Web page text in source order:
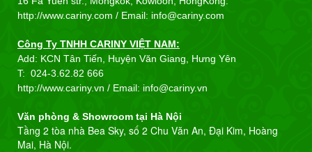
http://www.cariny.com / Email: info@cariny.com
Công Ty TNHH CARINY VIỆT NAM:
Add: KCN Tân Tiến, Huyện Văn Giang, Hưng Yên
T: 024-3.62.82 666
http://www.cariny.vn / Email: info@cariny.vn
Văn phòng & Showroom tại Hà Nội
Tầng 2 tòa nhà Bea Sky, số 2 Chu Văn An, Đại Kim, Hoàng
Mai, Hà Nội.